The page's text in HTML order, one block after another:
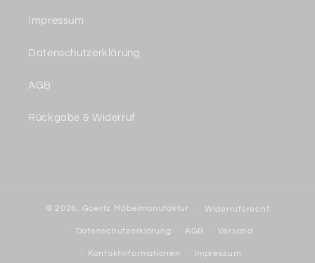
Impressum
Datenschutzerklärung
AGB
Rückgabe & Widerruf
© 2026, Goertz Möbelmanufaktur Widerrufsrecht
Datenschutzerklärung AGB Versand
Kontaktinformationen Impressum